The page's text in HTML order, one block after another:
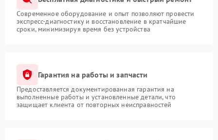
Современное оборудование и опыт позволяют провести
экспресс-диагностику и восстановление в кратчайшие
сроки, минимизируя время без устройства
Гарантия на работы и запчасти
Предоставляется документированная гарантия на
выполненные работы и установленные детали, что
защищает клиента от повторных неисправностей